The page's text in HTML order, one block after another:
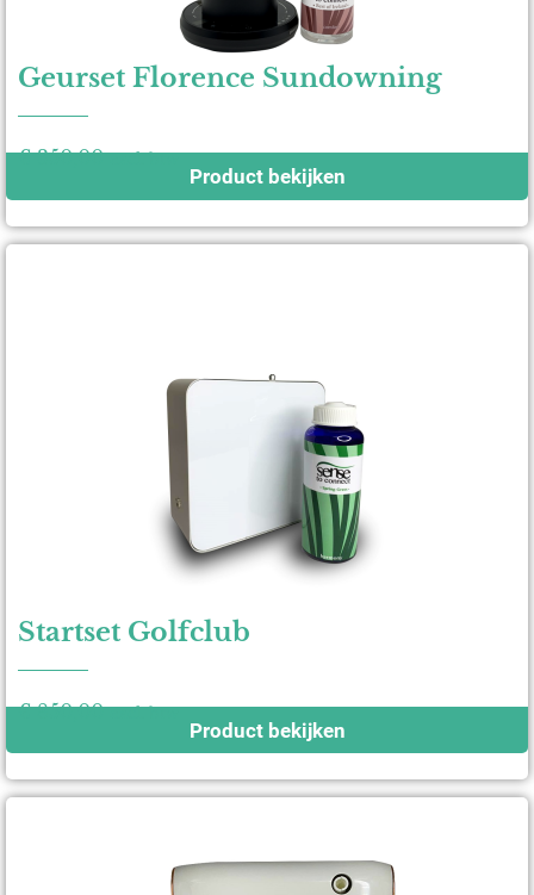
Geurset Florence Sundowning
€350,00
Product bekijken
Startset Golfclub
€850,00 excl. btw
Product bekijken